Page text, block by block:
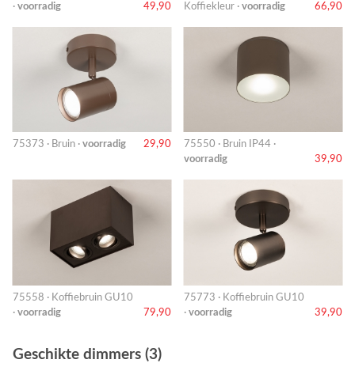
· voorradig 49,90 Koffiekleur · voorradig 66,90
75373 · Bruin · voorradig 29,90
75550 · Bruin IP44 ·
voorradig
39,90
75558 · Koffiebruin GU10
· voorradig 79,90
75773 · Koffiebruin GU10
· voorradig 39,90
Geschikte dimmers (3)